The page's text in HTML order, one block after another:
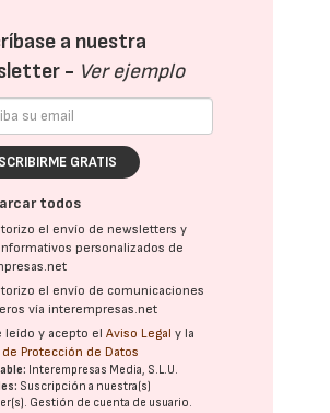
a nuestra
- Ver ejemplo
GRATIS
todos
el envío de newsletters y
personalizados de
el envío de comunicaciones
vía interempresas.net
leído y acepto elAviso Legal y la
de Protección de Datos
Interempresas Media, S.L.U.
Suscripción a nuestra(s)
Gestión de cuenta de usuario.